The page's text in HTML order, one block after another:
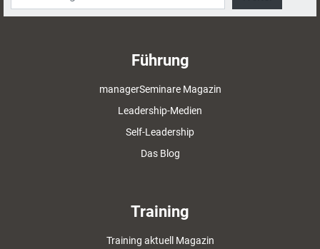
Führung
managerSeminare Magazin
Leadership-Medien
Self-Leadership
Das Blog
Training
Training aktuell Magazin